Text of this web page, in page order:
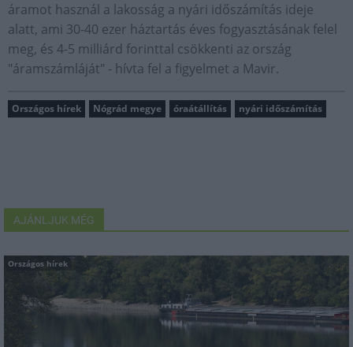
áramot használ a lakosság a nyári időszámítás ideje
alatt, ami 30-40 ezer háztartás éves fogyasztásának felel
meg, és 4-5 milliárd forinttal csökkenti az ország
"áramszámláját" - hívta fel a figyelmet a Mavir.
Országos hírek Nógrád megye óraátállítás nyári időszámítás
AJÁNLJUK MÉG
Országos hírek